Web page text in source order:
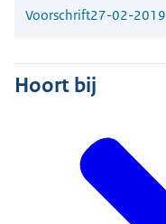
Voorschrift27-02-2019
Hoort bij